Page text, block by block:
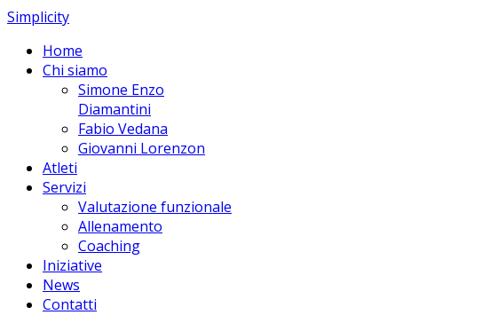
Simplicity
Home
Chi siamo
Simone Enzo
Diamantini
Fabio Vedana
Giovanni Lorenzon
Atleti
Servizi
Valutazione funzionale
Allenamento
Coaching
Iniziative
News
Contatti